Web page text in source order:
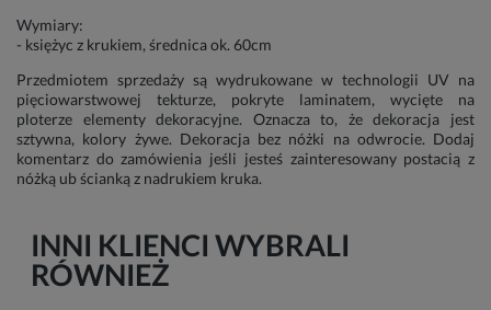
Wymiary:
- księżyc z krukiem, średnica ok. 60cm
Przedmiotem sprzedaży są wydrukowane w technologii UV na
pięciowarstwowej tekturze, pokryte laminatem, wycięte na
ploterze elementy dekoracyjne. Oznacza to, że dekoracja jest
sztywna, kolory żywe. Dekoracja bez nóżki na odwrocie. Dodaj
komentarz do zamówienia jeśli jesteś zainteresowany postacią z
nóżką ub ścianką z nadrukiem kruka.
INNI KLIENCI WYBRALI
RÓWNIEŻ